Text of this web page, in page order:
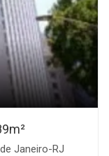
Janeiro-RJ